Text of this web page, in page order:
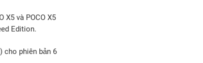
và POCO X5
Edition.
cho phiên bản 6